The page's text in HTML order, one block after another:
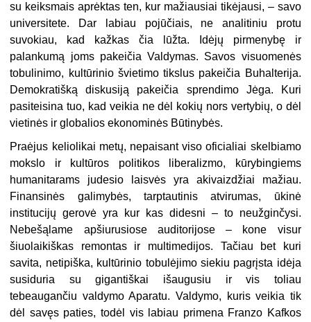
su keiksmais aprėktas ten, kur mažiausiai tikėjausi, – savo
universitete. Dar labiau pojūčiais, ne analitiniu protu
suvokiau, kad kažkas čia lūžta. Idėjų pirmenybę ir
palankumą joms pakeičia Valdymas. Savos visuomenės
tobulinimo, kultūrinio švietimo tikslus pakeičia Buhalterija.
Demokratišką diskusiją pakeičia sprendimo Jėga. Kuri
pasiteisina tuo, kad veikia ne dėl kokių nors vertybių, o dėl
vietinės ir globalios ekonominės Būtinybės.
Praėjus keliolikai metų, nepaisant viso oficialiai skelbiamo
mokslo ir kultūros politikos liberalizmo, kūrybingiems
humanitarams judesio laisvės yra akivaizdžiai mažiau.
Finansinės galimybės, tarptautinis atvirumas, ūkinė
institucijų gerovė yra kur kas didesni – to neužginčysi.
Nebešąlame apšiurusiose auditorijose – kone visur
šiuolaikiškas remontas ir multimedijos. Tačiau bet kuri
savita, netipiška, kultūrinio tobulėjimo siekiu pagrįsta idėja
susiduria su gigantiškai išaugusiu ir vis toliau
tebeaugančiu valdymo Aparatu. Valdymo, kuris veikia tik
dėl savęs paties, todėl vis labiau primena Franzo Kafkos